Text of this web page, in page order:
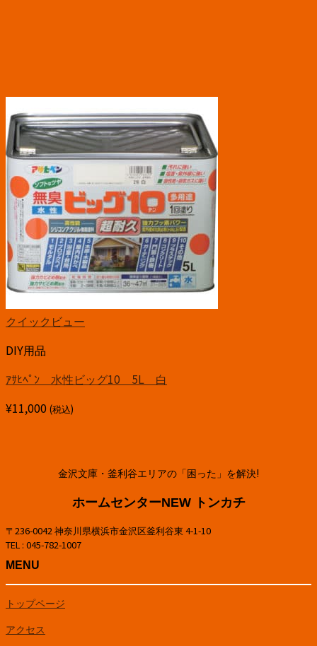
クイックビュー
DIY用品
ｱｻﾋﾍﾟﾝ 水性ビッグ10 5L 白
¥11,000 (税込)
金沢文庫・釜利谷エリアの「困った」を解決!
ホームセンターNEW トンカチ
〒236-0042 神奈川県横浜市金沢区釜利谷東 4-1-10
TEL : 045-782-1007
MENU
トップページ
アクセス